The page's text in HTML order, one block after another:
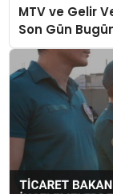
MTV ve Gelir
Son Gün